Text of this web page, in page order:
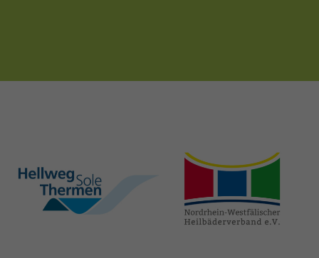
hellweg-sole-
thermen.de
heilbaeder.de